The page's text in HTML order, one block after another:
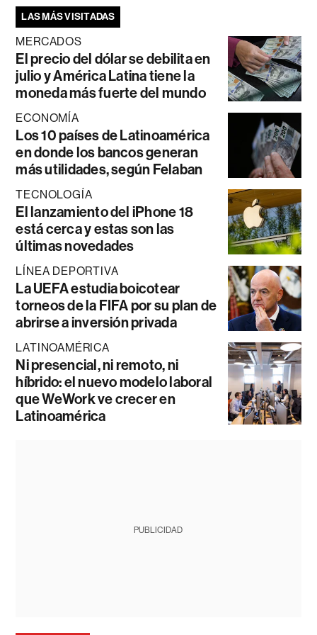
LAS MÁS VISITADAS
MERCADOS
El precio del dólar se debilita en
julio y América Latina tiene la
moneda más fuerte del mundo
ECONOMÍA
Los 10 países de Latinoamérica
en donde los bancos generan
más utilidades, según Felaban
TECNOLOGÍA
El lanzamiento del iPhone 18
está cerca y estas son las
últimas novedades
LÍNEA DEPORTIVA
La UEFA estudia boicotear
torneos de la FIFA por su plan de
abrirse a inversión privada
LATINOAMÉRICA
Ni presencial, ni remoto, ni
híbrido: el nuevo modelo laboral
que WeWork ve crecer en
Latinoamérica
PUBLICIDAD